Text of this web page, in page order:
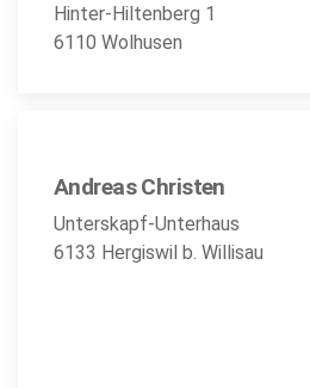
Hinter-Hiltenberg 1
6110 Wolhusen
Andreas Christen
Unterskapf-Unterhaus
6133 Hergiswil b. Willisau